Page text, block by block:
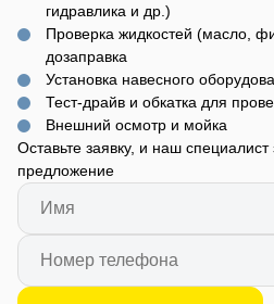
гидравлика и др.)
Проверка жидкостей (масло,
дозаправка
Установка навесного
Тест-драйв и обкатка для
Внешний осмотр и мойка
Оставьте заявку, и наш специалист
предложение